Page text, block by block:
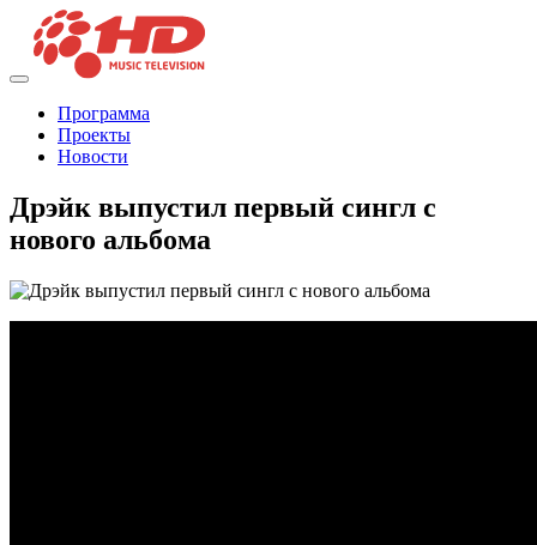
Программа
Проекты
Новости
Дрэйк выпустил первый сингл с
нового альбома